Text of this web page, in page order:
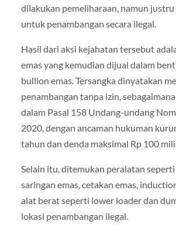
dilakukan pemeliharaan, namun
untuk penambangan secara ilegal.
Hasil dari aksi kejahatan tersebut
emas yang kemudian dijual dalam
bullion emas. Tersangka dinyatakan
penambangan tanpa izin,
dalam Pasal 158 Undang-undang
2020, dengan ancaman hukuman
tahun dan denda maksimal Rp 100
Selain itu, ditemukan peralatan
saringan emas, cetakan emas,
alat berat seperti lower loader dan
lokasi penambangan ilegal.